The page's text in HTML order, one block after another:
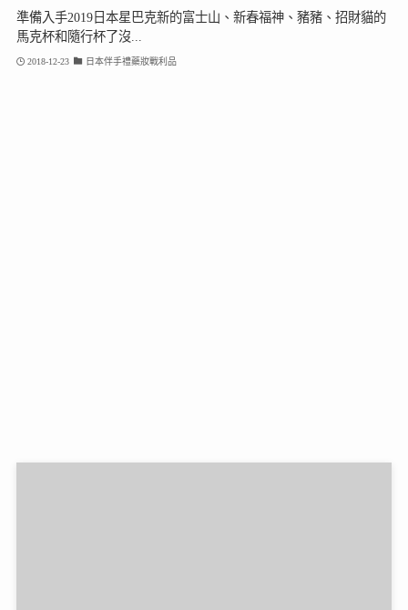
準備入手2019日本星巴克新的富士山、新春福神、豬豬、招財貓的
馬克杯和隨行杯了沒...
2018-12-23 日本伴手禮藥妝戰利品